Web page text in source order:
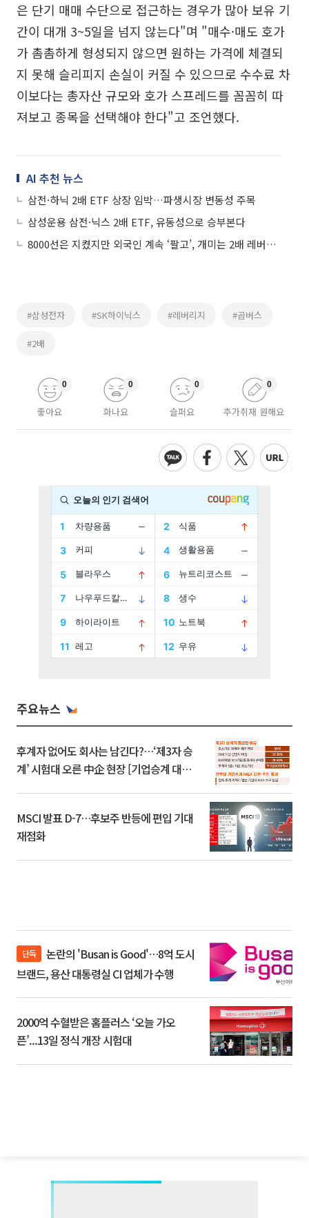
은 단기 매매 수단으로 접근하는 경우가 많아 보유 기
간이 대개 3~5일을 넘지 않는다"며 "매수·매도 호가
가 촘촘하게 형성되지 않으면 원하는 가격에 체결되
지 못해 슬리피지 손실이 커질 수 있으므로 수수료 차
이보다는 총자산 규모와 호가 스프레드를 꼼꼼히 따
져보고 종목을 선택해야 한다"고 조언했다.
AI 추천 뉴스
삼전·하닉 2배 ETF 상장 임박…파생시장 변동성 주목
삼성운용 삼전·닉스 2배 ETF, 유동성으로 승부본다
8000선은 지켰지만 외국인 계속 ‘팔고’, 개미는 2배 레버리지 베팅...요동치는 코스피
#삼성전자 #SK하이닉스 #레버리지 #곱버스
#2배
좋아요
0
화나요
0
슬퍼요
0
추가취재 원해요
0
주요뉴스
후계자 없어도 회사는 남긴다?…‘제3자 승
계’ 시험대 오른 中企 현장 [기업승계 대전
MSCI 발표 D-7…후보주 반등에 편입 기대
재점화
단독
브랜드, 용산 대통령실 CI 업체가 수행
2000억 수혈받은 홈플러스 ‘오늘 가오
픈’...13일 정식 개장 시험대